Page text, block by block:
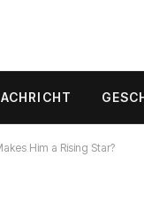
Him a Rising Star?